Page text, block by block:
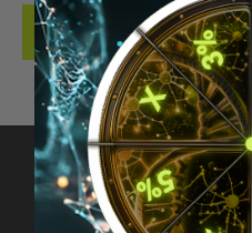
REVIEWS